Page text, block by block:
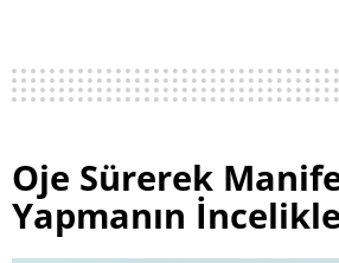
Oje Sürerek
Yapmanın